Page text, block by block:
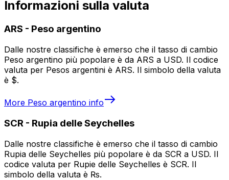
Informazioni sulla valuta
ARS - Peso argentino
Dalle nostre classifiche è emerso che il tasso di cambio
Peso argentino più popolare è da ARS a USD. Il codice
valuta per Pesos argentini è ARS. Il simbolo della valuta
è $.
More Peso argentino info
SCR - Rupia delle Seychelles
Dalle nostre classifiche è emerso che il tasso di cambio
Rupia delle Seychelles più popolare è da SCR a USD. Il
codice valuta per Rupie delle Seychelles è SCR. Il
simbolo della valuta è ₨.